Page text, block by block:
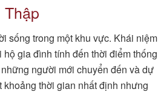
sống trong một khu vực. Khái niệm
gia đình tính đến thời điểm thống
người mới chuyển đến và dự
thời gian nhất định nhưng